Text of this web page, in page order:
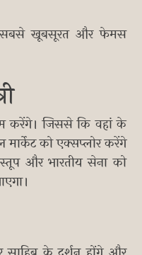
सबसे खूबसूरत और फेमस
करेंगे। जिससे कि वहां के
को एक्सप्लोर करेंगे
और भारतीय सेना को